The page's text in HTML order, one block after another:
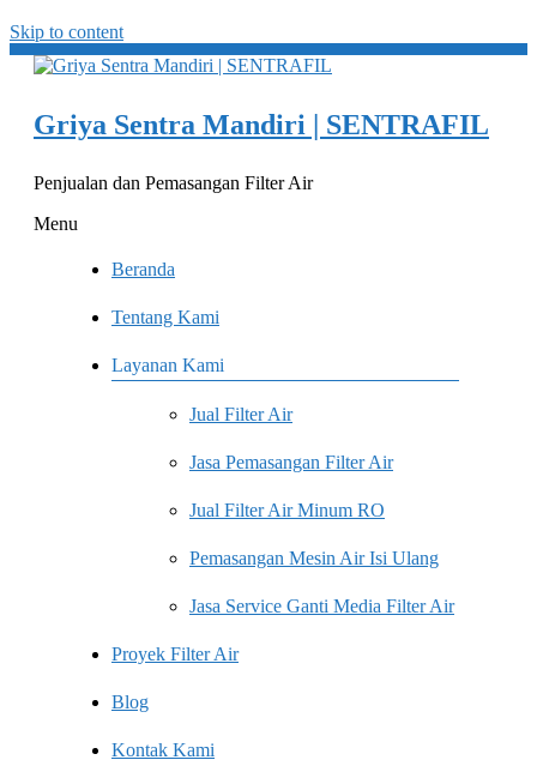
Skip to content
Griya Sentra Mandiri | SENTRAFIL
Penjualan dan Pemasangan Filter Air
Menu
Beranda
Tentang Kami
Layanan Kami
Jual Filter Air
Jasa Pemasangan Filter Air
Jual Filter Air Minum RO
Pemasangan Mesin Air Isi Ulang
Jasa Service Ganti Media Filter Air
Proyek Filter Air
Blog
Kontak Kami